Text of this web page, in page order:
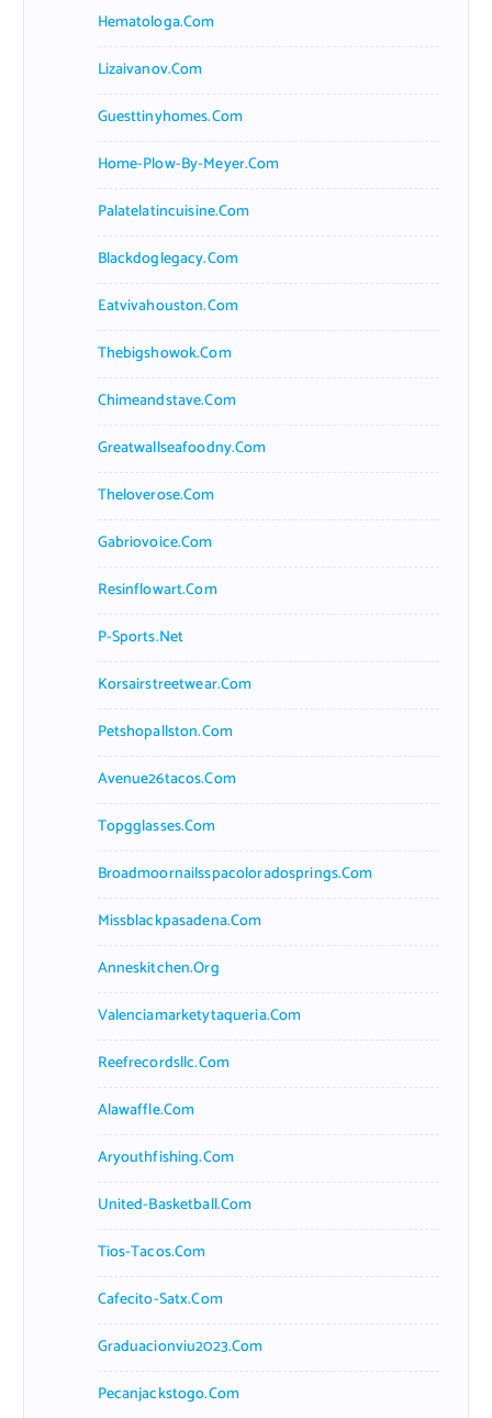
Hematologa.com
Lizaivanov.com
Guesttinyhomes.com
Home-Plow-By-Meyer.com
Palatelatincuisine.com
Blackdoglegacy.com
Eatvivahouston.com
Thebigshowok.com
Chimeandstave.com
Greatwallseafoodny.com
Theloverose.com
Gabriovoice.com
Resinflowart.com
P-Sports.net
Korsairstreetwear.com
Petshopallston.com
Avenue26tacos.com
Topgglasses.com
Broadmoornailsspacoloradosprings.com
Missblackpasadena.com
Anneskitchen.org
Valenciamarketytaqueria.com
Reefrecordsllc.com
Alawaffle.com
Aryouthfishing.com
United-Basketball.com
Tios-Tacos.com
Cafecito-Satx.com
Graduacionviu2023.com
Pecanjackstogo.com